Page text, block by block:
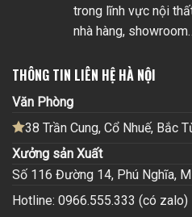
trong lĩnh vực nội
nhà hàng,
THÔNG TIN LIÊN HỆ HÀ NỘI
Văn Phòng
38 Trần Cung, Cổ Nhuế, Bắc
Xưởng sản Xuất
Số 116 Đường 14, Phú Nghĩa,
Hotline: 0966.555.333 (có zalo)